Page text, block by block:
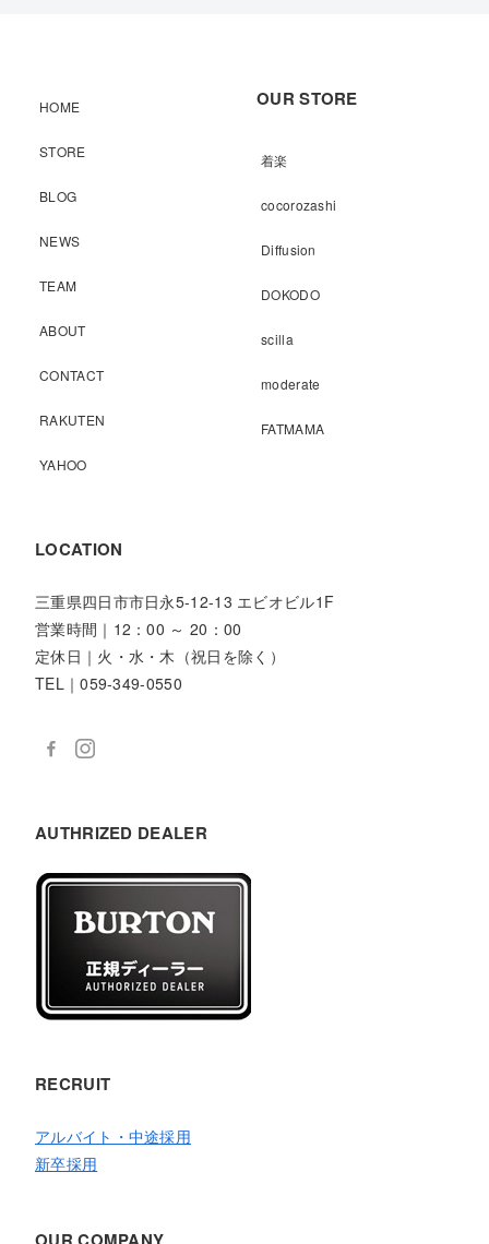
HOME
STORE
BLOG
NEWS
TEAM
ABOUT
CONTACT
RAKUTEN
YAHOO
OUR STORE
着楽
cocorozashi
Diffusion
DOKODO
scilla
moderate
FATMAMA
LOCATION
三重県四日市市日永5-12-13 エビオビル1F
営業時間｜12：00 ～ 20：00
定休日｜火・水・木（祝日を除く）
TEL｜059-349-0550
AUTHRIZED DEALER
RECRUIT
アルバイト・中途採用
新卒採用